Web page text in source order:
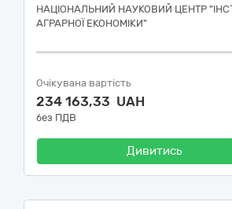
НАЦІОНАЛЬНИЙ НАУКОВИЙ ЦЕНТР
АГРАРНОЇ ЕКОНОМІКИ"
Очікувана вартість
234 163,33 UAH
без ПДВ
Дивитись